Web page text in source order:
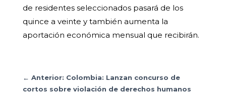
de residentes seleccionados pasará de los
quince a veinte y también aumenta la
aportación económica mensual que recibirán.
← Anterior: Colombia: Lanzan concurso de
cortos sobre violación de derechos humanos